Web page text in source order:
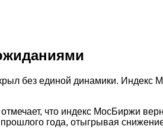
без единой динамики.
что индекс МосБиржи
года, отыгрывая